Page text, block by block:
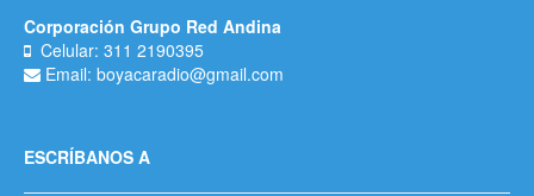
Corporación Grupo Red Andina
Celular: 311 2190395
Email: boyacaradio@gmail.com
ESCRÍBANOS A